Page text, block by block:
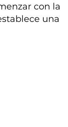
con la
una